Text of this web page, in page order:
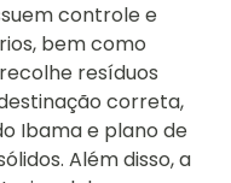
controle e
bem como
resíduos
correta,
Ibama e plano de
Além disso, a